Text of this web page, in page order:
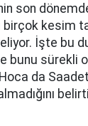
son
birçok kesim
İşte bu
bunu sürekli
da